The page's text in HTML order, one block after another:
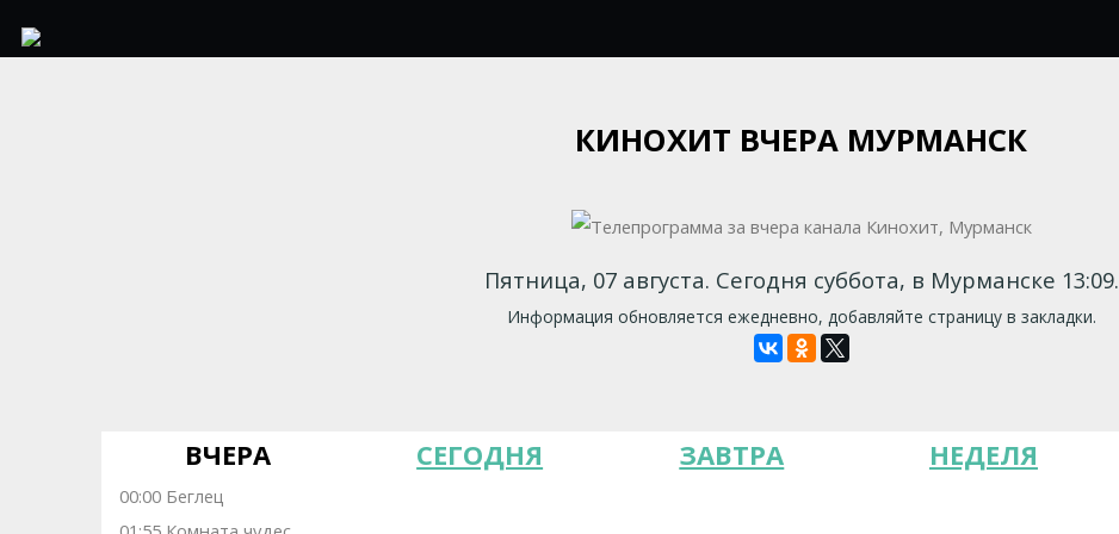
КИНОХИТ ВЧЕРА МУРМАНСК
Пятница, 07 августа. Сегодня суббота, в Мурманске 13:09.
Информация обновляется ежедневно, добавляйте страницу в закладки.
ВЧЕРА СЕГОДНЯ ЗАВТРА НЕДЕЛЯ
00:00 Беглец